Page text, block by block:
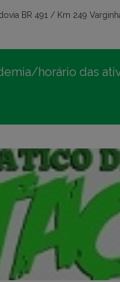
BR 491 / Km 249
horário das